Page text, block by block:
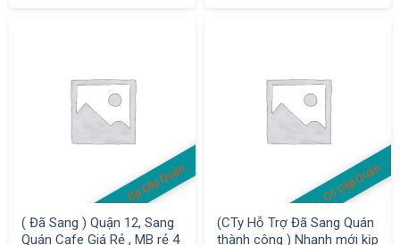
Có Clip Quán
( Đã Sang ) Quận 12, Sang
Quán Cafe Giá Rẻ , MB rẻ 4
Có Clip Quán
(CTy Hỗ Trợ Đã Sang Quán
thành công ) Nhanh mới kịp